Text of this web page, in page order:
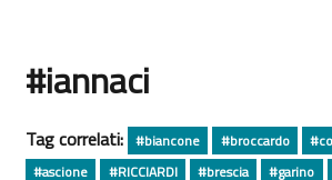
#iannaci
Tag correlati: #biancone #broccardo
#ascione
#RICCIARDI #brescia #garino